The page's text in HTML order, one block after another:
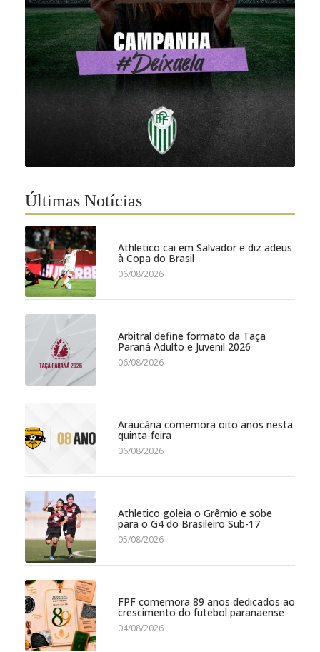
Últimas Notícias
Athletico cai em Salvador e diz adeus
à Copa do Brasil
06/08/2026
Arbitral define formato da Taça
Paraná Adulto e Juvenil 2026
06/08/2026
Araucária comemora oito anos nesta
quinta-feira
06/08/2026
Athletico goleia o Grêmio e sobe
para o G4 do Brasileiro Sub-17
05/08/2026
FPF comemora 89 anos dedicados ao
crescimento do futebol paranaense
04/08/2026